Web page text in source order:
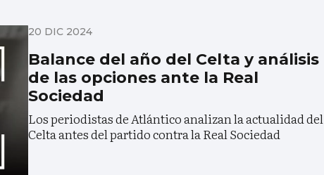
20 DIC 2024
Balance del año del Celta y análisis
de las opciones ante la Real
Sociedad
Los periodistas de Atlántico analizan la actualidad del
Celta antes del partido contra la Real Sociedad